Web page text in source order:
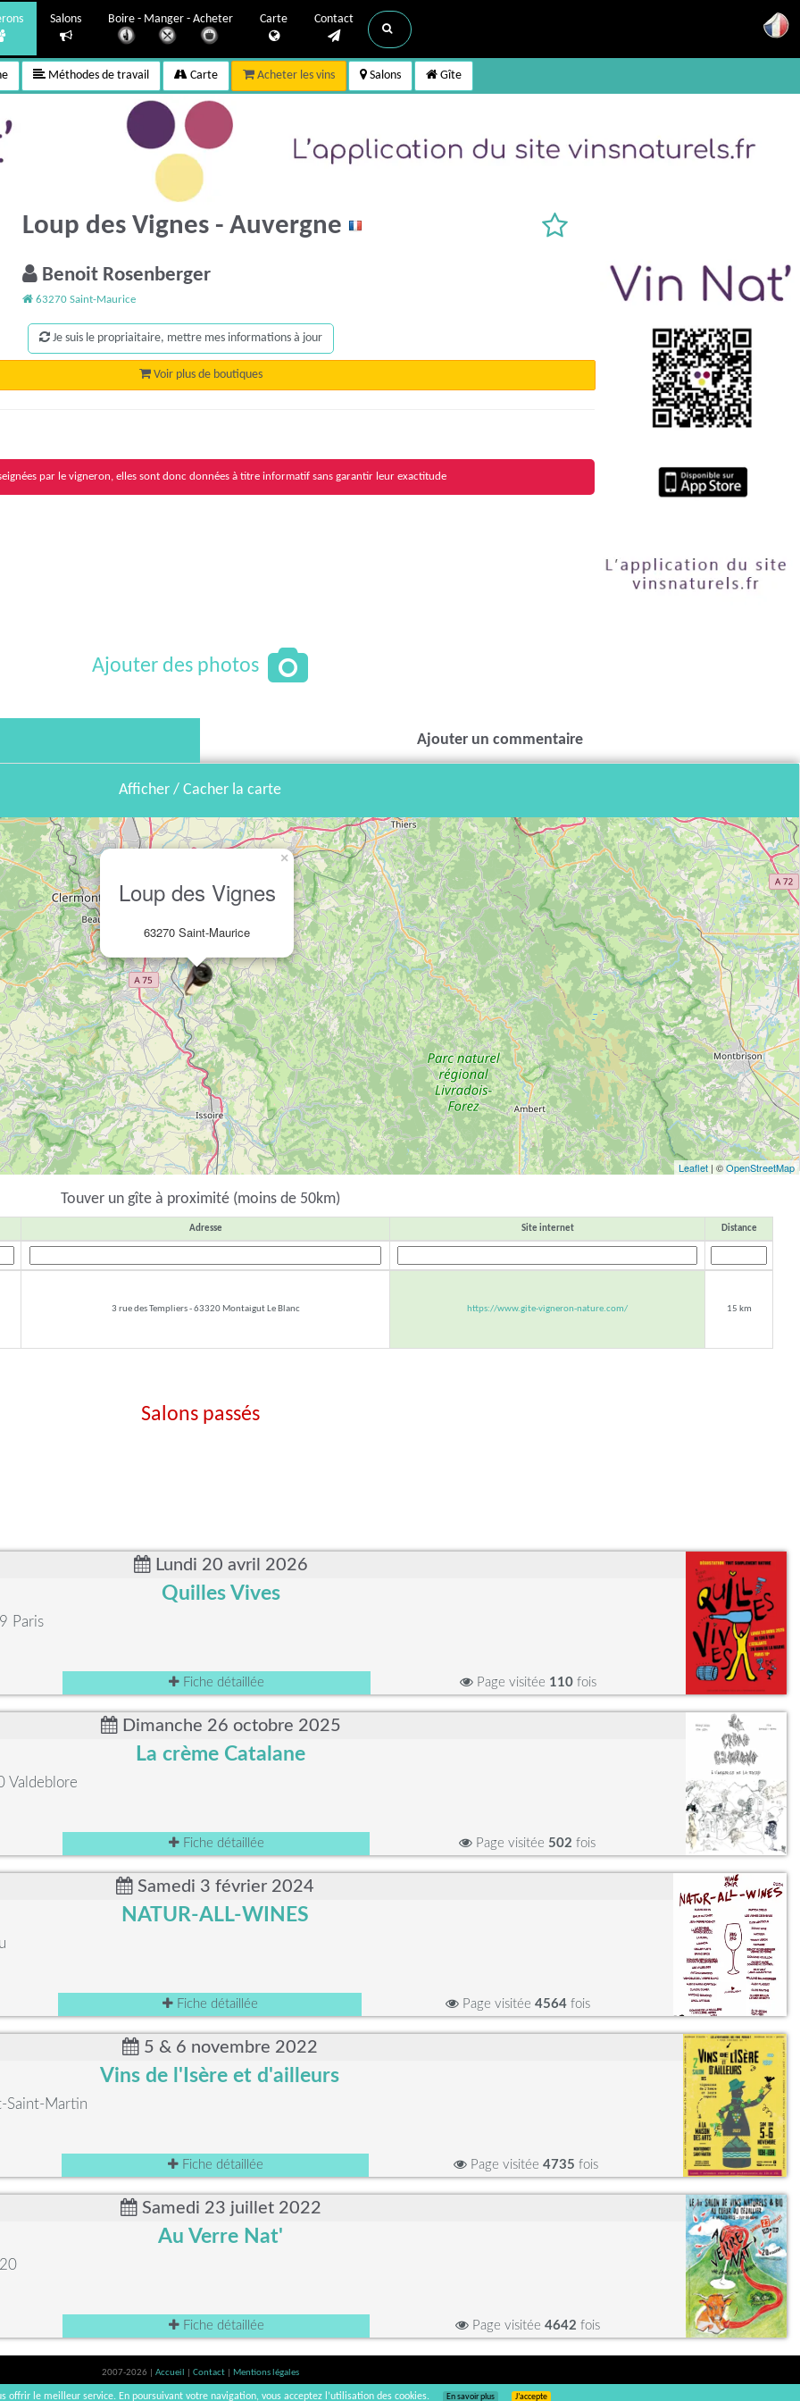
Salons Boire - Manger - Acheter Carte Contact
Méthodes de travail Carte Acheter les vins Salons Gîte
Loup des Vignes - Auvergne
Benoit Rosenberger
63270 Saint-Maurice
Je suis le propriaitaire, mettre mes informations à jour
Voir plus de boutiques
par le vigneron, elles sont donc données à titre informatif sans garantir leur exactitude
Ajouter des photos
Ajouter un commentaire
Afficher / Cacher la carte
Loup des Vignes
63270 Saint-Maurice
×
Leaflet | ©OpenStreetMap
Touver un gîte à proximité (moins de 50km)
Adresse Site internet Distance
3 rue des Templiers - 63320 Montaigut Le Blanc https://www.gite-vigneron-nature.com/ 15 km
Salons passés
Lundi 20 avril 2026
Quilles Vives
Paris
Fiche détaillée Page visitée 110 fois
Dimanche 26 octobre 2025
La crème Catalane
Valdeblore
Fiche détaillée Page visitée 502 fois
Samedi 3 février 2024
NATUR-ALL-WINES
Fiche détaillée Page visitée 4564fois
5 & 6 novembre 2022
Vins de l'Isère et d'ailleurs
Saint-Martin
Fiche détaillée Page visitée 4735 fois
Samedi 23 juillet 2022
Au Verre Nat'
Fiche détaillée Page visitée 4642 fois
2007-2026 | Accueil Contact
Mentions légales
L'abus d'alcool est dangereux pour la santé, à consommer avec modération. | vinsnaturels | v3.12
offrir le meilleur service. En poursuivant votre navigation, vous acceptez l’utilisation des cookies. En savoir plus J’accepte